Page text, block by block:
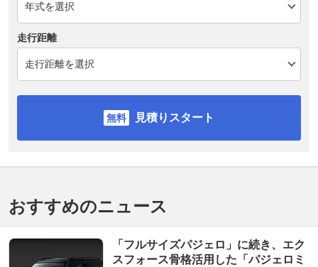
走行距離
見積りスタート
おすすめのニュース
「フルサイズパジェロ」に続き、エク
スフォース骨格活用した「パジェロミ